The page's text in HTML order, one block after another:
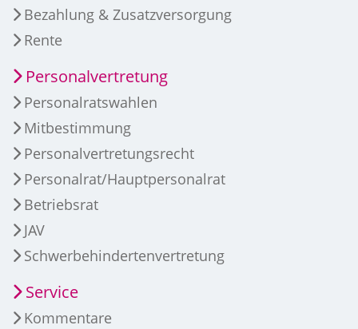
Bezahlung & Zusatzversorgung
Rente
Personalvertretung
Personalratswahlen
Mitbestimmung
Personalvertretungsrecht
Personalrat/Hauptpersonalrat
Betriebsrat
JAV
Schwerbehindertenvertretung
Service
Kommentare